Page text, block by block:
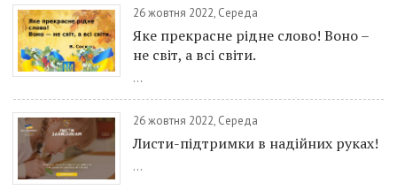
26 жовтня 2022, Середа
Яке прекрасне рідне слово! Воно –
не світ, а всі світи.
...
26 жовтня 2022, Середа
Листи-підтримки в надійних руках!
...